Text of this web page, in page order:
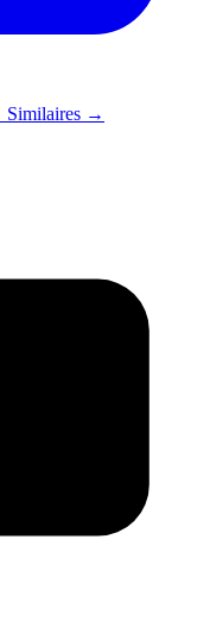
Similaires →